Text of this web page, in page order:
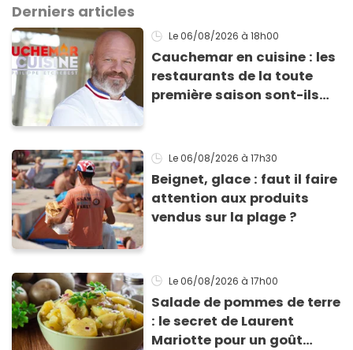
Derniers articles
Le 06/08/2026 à 18h00
Cauchemar en cuisine : les
restaurants de la toute
première saison sont-ils
Le 06/08/2026 à 17h30
Beignet, glace : faut il faire
attention aux produits
vendus sur la plage ?
Le 06/08/2026 à 17h00
Salade de pommes de terre
: le secret de Laurent
Mariotte pour un goût